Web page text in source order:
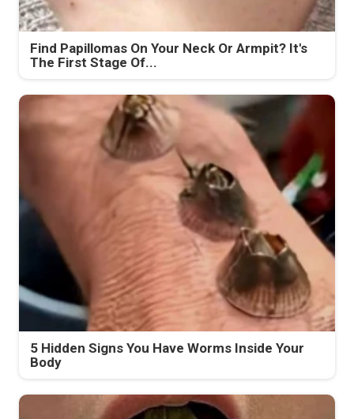
Find Papillomas On Your Neck Or Armpit? It's
The First Stage Of...
5 Hidden Signs You Have Worms Inside Your
Body